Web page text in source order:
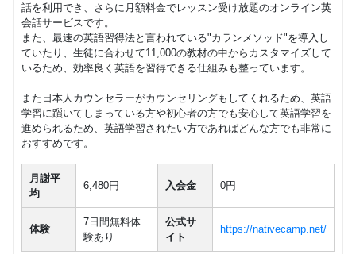
話を利用でき、さらに月額料金でレッスン受け放題のオンライン英
会話サービスです。
また、最速の英語習得法と言われている"カランメソッド"を導入し
ていたり、生徒に合わせて11,000の教材の中からカスタマイズして
いるため、効率良く英語を習得できる仕組みも整っています。
また日本人カウンセラーがカウンセリングもしてくれるため、英語
学習に躓いてしまっている方や初心者の方でも安心して英語学習を
進められるため、英語学習されたい方であればどんな方でも非常に
おすすめです。
月謝平
均
6,480円 入会金 0円
体験
7日間無料体
験あり
公式サ
イト
https://nativecamp.net/